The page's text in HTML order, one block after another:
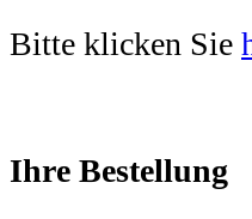
Bitte klicken Sie
Ihre Bestellung